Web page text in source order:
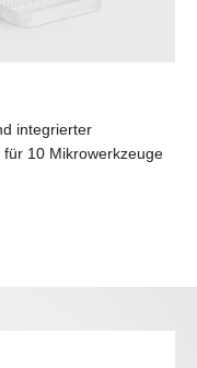
integrierter
10 Mikrowerkzeuge